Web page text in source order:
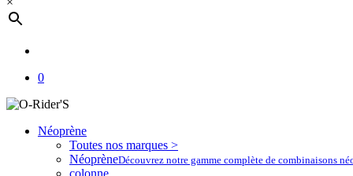
0
Néoprène
Toutes nos marques >
NéoprèneDécouvrez notre gamme complète de combinaisons
colonne